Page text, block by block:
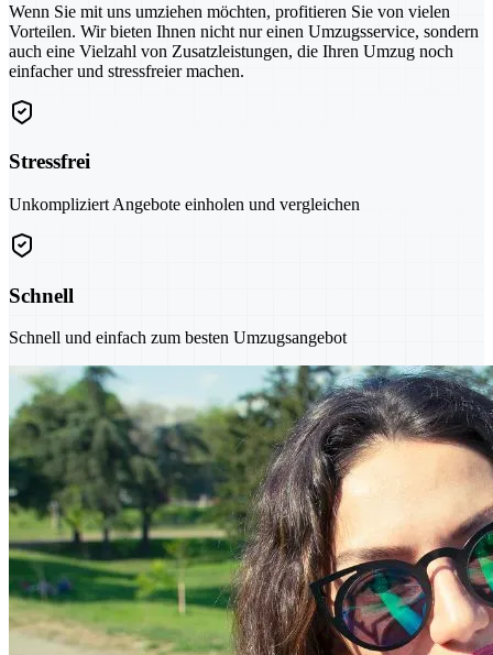
Wenn Sie mit uns umziehen möchten, profitieren Sie von vielen
Vorteilen. Wir bieten Ihnen nicht nur einen Umzugsservice, sondern
auch eine Vielzahl von Zusatzleistungen, die Ihren Umzug noch
einfacher und stressfreier machen.
Stressfrei
Unkompliziert Angebote einholen und vergleichen
Schnell
Schnell und einfach zum besten Umzugsangebot